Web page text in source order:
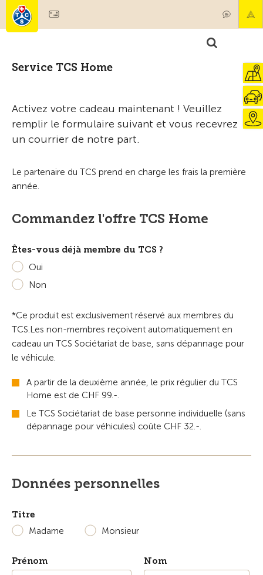
Service TCS Home
Activez votre cadeau maintenant ! Veuillez
remplir le formulaire suivant et vous recevrez
un courrier de notre part.
Le partenaire du TCS prend en charge les frais la première
année.
Commandez l'offre TCS Home
Êtes-vous déjà membre du TCS ?
Oui
Non
*Ce produit est exclusivement réservé aux membres du
TCS.Les non-membres reçoivent automatiquement en
cadeau un TCS Sociétariat de base, sans dépannage pour
le véhicule.
A partir de la deuxième année, le prix régulier du TCS
Home est de CHF 99.-.
Le TCS Sociétariat de base personne individuelle (sans
dépannage pour véhicules) coûte CHF 32.-.
Données personnelles
Titre
Madame
Monsieur
Prénom Nom